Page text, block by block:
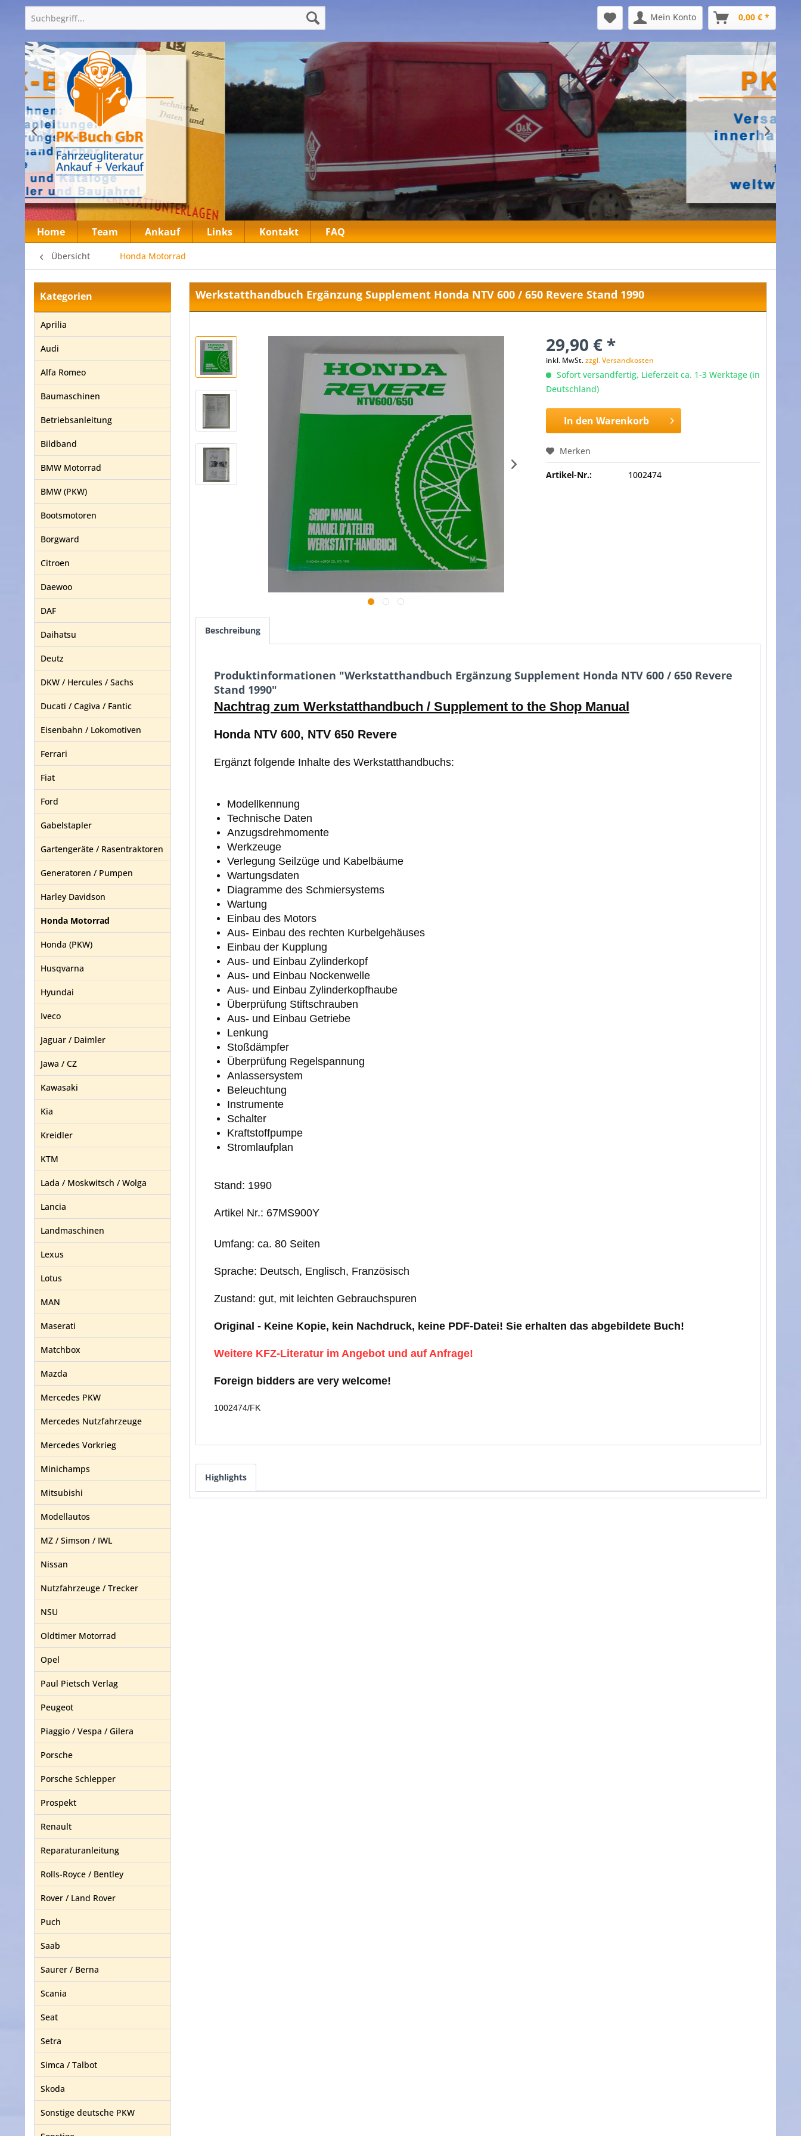
Mein Konto 0,00 € *
Home Team Ankauf Links Kontakt FAQ
Übersicht Honda Motorrad
Kategorien
Aprilia
Audi
Alfa Romeo
Baumaschinen
Betriebsanleitung
Bildband
BMW Motorrad
BMW (PKW)
Bootsmotoren
Borgward
Citroen
Daewoo
DAF
Daihatsu
Deutz
DKW / Hercules / Sachs
Ducati / Cagiva / Fantic
Eisenbahn / Lokomotiven
Ferrari
Fiat
Ford
Gabelstapler
Gartengeräte / Rasentraktoren
Generatoren / Pumpen
Harley Davidson
Honda Motorrad
Honda (PKW)
Husqvarna
Hyundai
Iveco
Jaguar / Daimler
Jawa / CZ
Kawasaki
Kia
Kreidler
KTM
Lada / Moskwitsch / Wolga
Lancia
Landmaschinen
Lexus
Lotus
MAN
Maserati
Matchbox
Mazda
Mercedes PKW
Mercedes Nutzfahrzeuge
Mercedes Vorkrieg
Minichamps
Mitsubishi
Modellautos
MZ / Simson / IWL
Nissan
Nutzfahrzeuge / Trecker
NSU
Oldtimer Motorrad
Opel
Paul Pietsch Verlag
Peugeot
Piaggio / Vespa / Gilera
Porsche
Porsche Schlepper
Prospekt
Renault
Reparaturanleitung
Rolls-Royce / Bentley
Rover / Land Rover
Puch
Saab
Saurer / Berna
Scania
Seat
Setra
Simca / Talbot
Skoda
Sonstige deutsche PKW
Werkstatthandbuch Ergänzung Supplement Honda NTV 600 / 650 Revere Stand 1990
29,90 € *
inkl. MwSt.zzgl. Versandkosten
Sofort versandfertig, Lieferzeit ca. 1-3 Werktage (in
Deutschland)
In den Warenkorb
Merken
Artikel-Nr.: 1002474
Beschreibung
Produktinformationen "Werkstatthandbuch Ergänzung Supplement Honda NTV 600 / 650 Revere
Stand 1990"
Nachtrag zum Werkstatthandbuch / Supplement to the Shop Manual
Honda NTV 600, NTV 650 Revere
Ergänzt folgende Inhalte des Werkstatthandbuchs:
Modellkennung
Technische Daten
Anzugsdrehmomente
Werkzeuge
Verlegung Seilzüge und Kabelbäume
Wartungsdaten
Diagramme des Schmiersystems
Wartung
Einbau des Motors
Aus- Einbau des rechten Kurbelgehäuses
Einbau der Kupplung
Aus- und Einbau Zylinderkopf
Aus- und Einbau Nockenwelle
Aus- und Einbau Zylinderkopfhaube
Überprüfung Stiftschrauben
Aus- und Einbau Getriebe
Lenkung
Stoßdämpfer
Überprüfung Regelspannung
Anlassersystem
Beleuchtung
Instrumente
Schalter
Kraftstoffpumpe
Stromlaufplan
Stand: 1990
Artikel Nr.: 67MS900Y
Umfang: ca. 80 Seiten
Sprache: Deutsch, Englisch, Französisch
Zustand: gut, mit leichten Gebrauchspuren
Original - Keine Kopie, kein Nachdruck, keine PDF-Datei! Sie erhalten das abgebildete Buch!
Weitere KFZ-Literatur im Angebot und auf Anfrage!
Foreign bidders are very welcome!
1002474/FK
Highlights